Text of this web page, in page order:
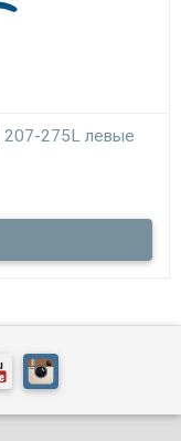
207-275L левые